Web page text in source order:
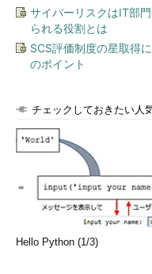
サイバーリスクはIT部
られる役割とは
SCS評価制度の星取得
のポイント
チェックしておきたい人
Hello Python (1/3)